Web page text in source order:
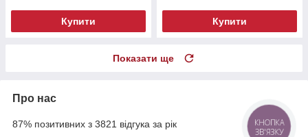
Купити Купити
Показати ще
Про нас
87% позитивних з 3821 відгука за рік КНОПКА
ЗВ'ЯЗКУ